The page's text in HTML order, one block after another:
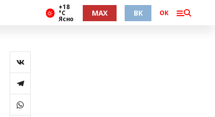
+18
°С
Ясно
MAX ВК ОК